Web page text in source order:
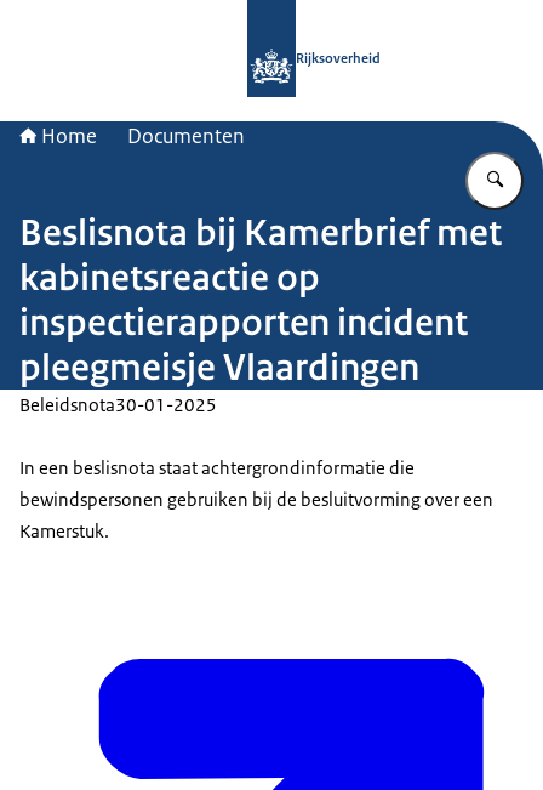
Rijksoverheid
Home Documenten
Beslisnota bij Kamerbrief met
kabinetsreactie op
inspectierapporten incident
pleegmeisje Vlaardingen
Beleidsnota30-01-2025
In een beslisnota staat achtergrondinformatie die
bewindspersonen gebruiken bij de besluitvorming over een
Kamerstuk.